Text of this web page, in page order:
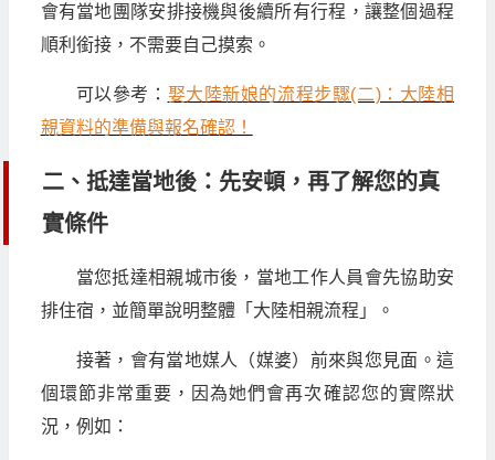
會有當地團隊安排接機與後續所有行程，讓整個過程
順利銜接，不需要自己摸索。
可以參考： 娶大陸新娘的流程步驟(二)：大陸相
親資料的準備與報名確認！
二、抵達當地後：先安頓，再了解您的真
實條件
當您抵達相親城市後，當地工作人員會先協助安
排住宿，並簡單說明整體「大陸相親流程」。
接著，會有當地媒人（媒婆）前來與您見面。這
個環節非常重要，因為她們會再次確認您的實際狀
況，例如：